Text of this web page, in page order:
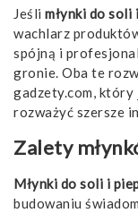
Jeśli młynki do soli
wachlarz
spójną i
gronie. Oba te
gadzety.com,
rozważyć szersze
Zalety
Młynki do soli i
budowaniu